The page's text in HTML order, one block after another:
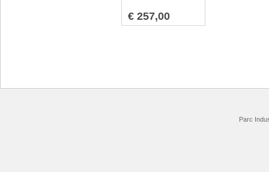
€ 257,00
Parc